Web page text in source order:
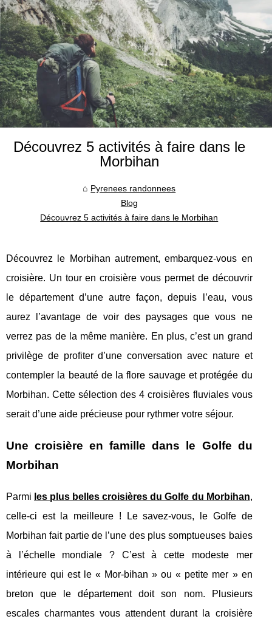
Découvrez 5 activités à faire dans le
Morbihan
Pyrenees randonnees
Blog
Découvrez 5 activités à faire dans le Morbihan
Découvrez le Morbihan autrement, embarquez-vous en
croisière. Un tour en croisière vous permet de découvrir
le département d’une autre façon, depuis l’eau, vous
aurez l’avantage de voir des paysages que vous ne
verrez pas de la même manière. En plus, c’est un grand
privilège de profiter d’une conversation avec nature et
contempler la beauté de la flore sauvage et protégée du
Morbihan. Cette sélection des 4 croisières fluviales vous
serait d’une aide précieuse pour rythmer votre séjour.
Une croisière en famille dans le Golfe du
Morbihan
Parmi les plus belles croisières du Golfe du Morbihan,
celle-ci est la meilleure ! Le savez-vous, le Golfe de
Morbihan fait partie de l’une des plus somptueuses baies
à l’échelle mondiale ? C’est à cette modeste mer
intérieure qui est le « Mor-bihan » ou « petite mer » en
breton que le département doit son nom. Plusieurs
escales charmantes vous attendent durant la croisière